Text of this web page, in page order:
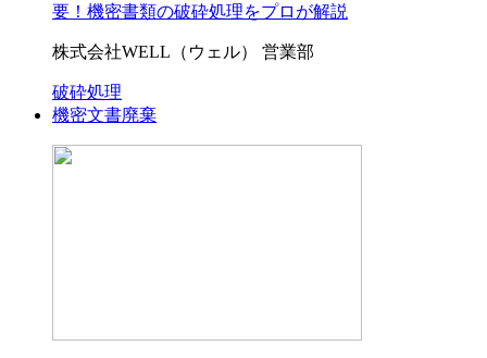
要！機密書類の破砕処理をプロが解説
株式会社WELL（ウェル） 営業部
破砕処理
機密文書廃棄